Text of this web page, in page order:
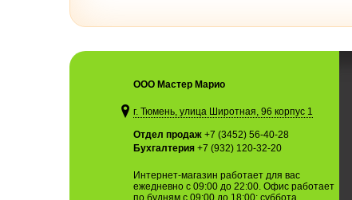
ООО Мастер Марио
г. Тюмень, улица Широтная, 96 корпус 1
Отдел продаж +7 (3452) 56-40-28
Бухгалтерия +7 (932) 120-32-20
Интернет-магазин работает для вас
ежедневно с 09:00 до 22:00. Офис работает
по будням с 09:00 до 18:00; суббота,